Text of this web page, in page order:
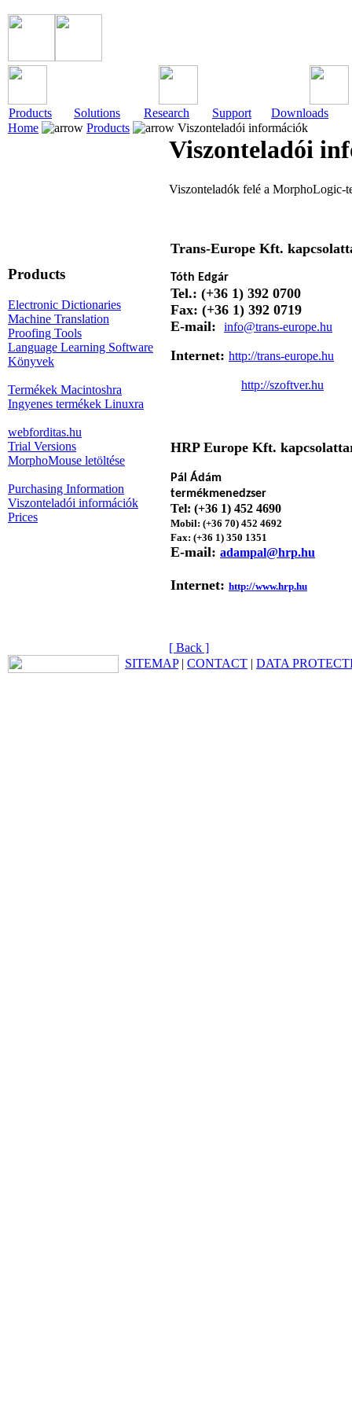
Products Solutions Research Support
Downloads
Home
Products Viszonteladói információk
Products
Electronic Dictionaries
Machine Translation
Proofing Tools
Language Learning Software
Könyvek
Termékek Macintoshra
Ingyenes termékek Linuxra
webforditas.hu
Trial Versions
MorphoMouse letöltése
Purchasing Information
Viszonteladói információk
Prices
Viszonteladói
Viszonteladók felé a MorphoLogic-
Trans-Europe Kft.
Tóth Edgár
Tel.: (+36 1) 392 0700
Fax: (+36 1) 392 0719
E-mail:
info@trans-europe.hu
Internet: http://trans-europe.hu
http://szoftver.hu
HRP Europe Kft.
Pál Ádám
termékmenedzser
Tel: (+36 1) 452 4690
Mobil: (+36 70) 452 4692
Fax: (+36 1) 350 1351
E-mail: adampal@hrp.hu
Internet: http://www.hrp.hu
[ Back ]
SITEMAP| CONTACT | DATA